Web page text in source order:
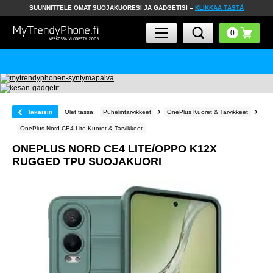
SUUNNITTELE OMAT SUOJAKUORESI JA GADGETISI – KLIKKAA TÄSTÄ
Takaisin Olet tässä: Puhelintarvikkeet OnePlus Kuoret & Tarvikkeet
OnePlus Nord CE4 Lite Kuoret & Tarvikkeet
ONEPLUS NORD CE4 LITE/OPPO K12X
RUGGED TPU SUOJAKUORI